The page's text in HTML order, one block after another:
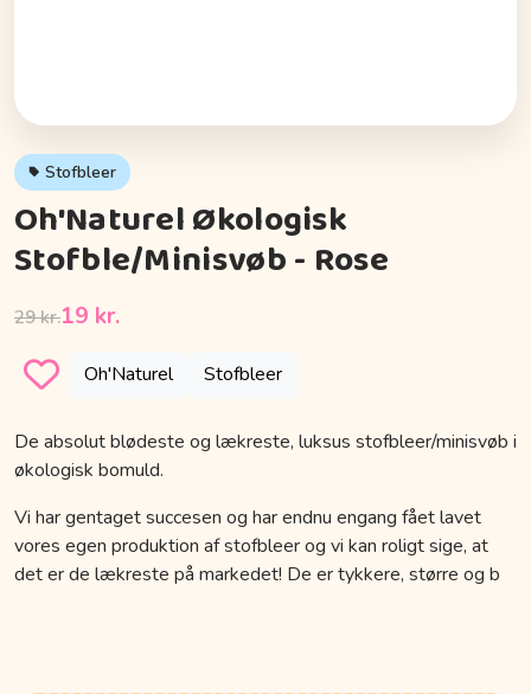
Stofbleer
Oh'Naturel Økologisk
Stofble/Minisvøb - Rose
29 kr.19 kr.
Oh'Naturel Stofbleer
De absolut blødeste og lækreste, luksus stofbleer/minisvøb i
økologisk bomuld.
Vi har gentaget succesen og har endnu engang fået lavet
vores egen produktion af stofbleer og vi kan roligt sige, at
det er de lækreste på markedet! De er tykkere, større og b